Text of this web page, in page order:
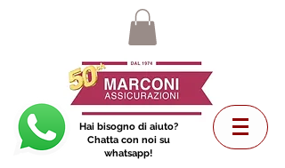
Hai bisogno di aiuto?
Chatta con noi su
whatsapp!